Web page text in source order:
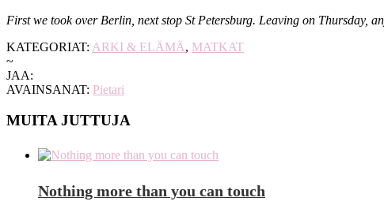
First we took over Berlin, next stop St Petersburg. Leaving on Thursday,
KATEGORIAT: ARKI & ELÄMÄ, MATKAT
~
JAA:
AVAINSANAT: Pietari
MUITA JUTTUJA
Nothing more than you can touch